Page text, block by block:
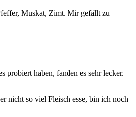
Muskat, Zimt. Mir gefällt zu
probiert haben, fanden es sehr lecker.
nicht so viel Fleisch esse, bin ich noch